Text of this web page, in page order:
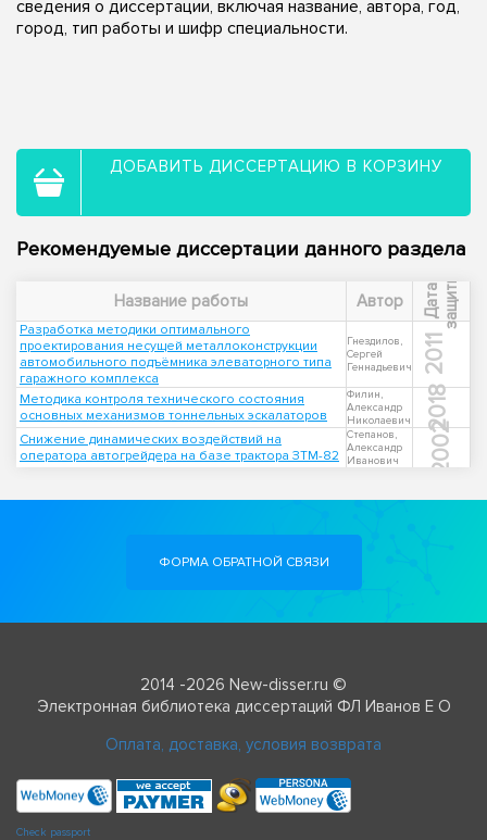
сведения о диссертации, включая название, автора, год,
город, тип работы и шифр специальности.
ДОБАВИТЬ ДИССЕРТАЦИЮ В КОРЗИНУ
Рекомендуемые диссертации данного раздела
Название работы Автор Д
а
т
а
з
а
щ
и
т ы
Разработка методики оптимального
проектирования несущей металлоконструкции
автомобильного подъёмника элеваторного типа
гаражного комплекса
Гнездилов,
Сергей
Геннадьевич
2011
Методика контроля технического состояния
основных механизмов тоннельных эскалаторов
Филин,
Александр
Николаевич
2018
Снижение динамических воздействий на
оператора автогрейдера на базе трактора ЗТМ-82
Степанов,
Александр
Иванович
2002
ФОРМА ОБРАТНОЙ СВЯЗИ
2014 -2026 New-disser.ru ©
Электронная библиотека диссертаций ФЛ Иванов Е О
Оплата, доставка, условия возврата
Check passport